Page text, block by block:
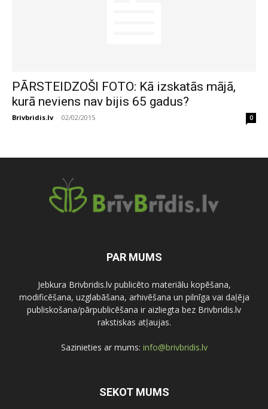
PĀRSTEIDZOŠI FOTO: Kā izskatās mājā,
kurā neviens nav bijis 65 gadus?
Brivbridis.lv - 02/02/2015 0
PAR MUMS
Jebkura Brivbridis.lv publicēto materiālu kopēšana,
modificēšana, uzglabāšana, arhivēšana un pilnīga vai daļēja
publiskošana/pārpublicēšana ir aizliegta bez Brivbridis.lv
rakstiskas atļaujas.
Sazinieties ar mums: info@brivbridis.lv
SEKOT MUMS